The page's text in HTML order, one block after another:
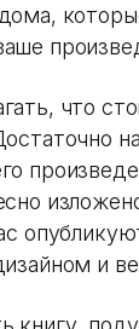
что
и